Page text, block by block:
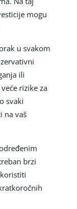
mogu
u svakom
ili
rizike za
svaki
na vaš
brzi